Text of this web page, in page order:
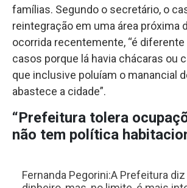
famílias. Segundo o secretário, o
reintegração em uma área próxima
ocorrida recentemente, “é diferente
casos porque lá havia chácaras ou
que inclusive poluíam o manancial
abastece a cidade”.
“Prefeitura tolera
não tem política
Fernanda Pegorini:A Prefeitura